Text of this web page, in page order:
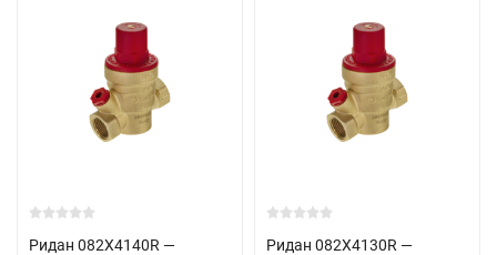
Ридан 082X4140R —
Ридан 082X4130R —